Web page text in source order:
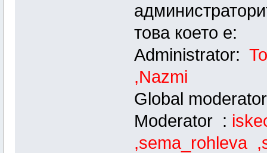
това което е:
Administrator:
,Nazmi
Global
Moderator :
,sema_rohleva